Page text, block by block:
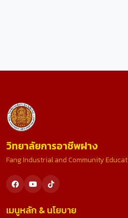
วิทยาลัยการอาชีพฝาง
Fang Industrial and Community
เมนูหลัก & นโยบาย